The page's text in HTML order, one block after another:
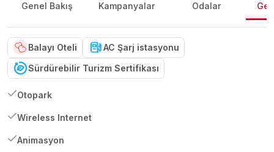
Genel Bakış Kampanyalar Odalar
Balayı Oteli
AC Şarj istasyonu
Sürdürebilir Turizm Sertifikası
Otopark
Wireless Internet
Animasyon